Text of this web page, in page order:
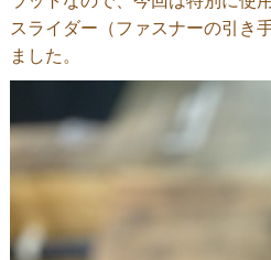
スライダー（ファスナーの引き
ました。